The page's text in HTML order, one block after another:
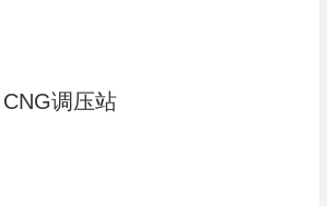
CNG调压站